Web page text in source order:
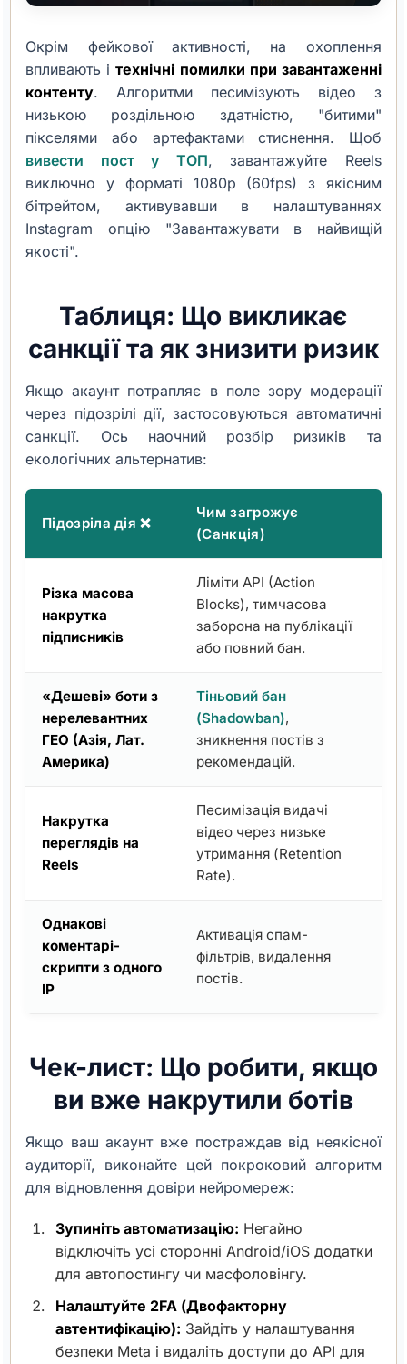
Окрім фейкової активності, на охоплення
впливають ітехнічні помилки при завантаженні
контенту. Алгоритми песимізують відео з
низькою роздільною здатністю, "битими"
пікселями або артефактами стиснення. Щоб
вивести пост у ТОП, завантажуйте Reels
виключно у форматі 1080p (60fps) з якісним
бітрейтом, активувавши в налаштуваннях
Instagram опцію "Завантажувати в найвищій
якості".
Таблиця: Що викликає
санкції та як знизити ризик
Якщо акаунт потрапляє в поле зору модерації
через підозрілі дії, застосовуються автоматичні
санкції. Ось наочний розбір ризиків та
екологічних альтернатив:
Підозріла дія ❌
Чим загрожує
(Санкція)
Різка масова
накрутка
підписників
Ліміти API (Action
Blocks), тимчасова
заборона на публікації
або повний бан.
«Дешеві» боти з
нерелевантних
ГЕО (Азія, Лат.
Америка)
Тіньовий бан
(Shadowban),
зникнення постів з
рекомендацій.
Накрутка
переглядів на
Reels
Песимізація видачі
відео через низьке
утримання (Retention
Rate).
Однакові
коментарі-
скрипти з одного
IP
Активація спам-
фільтрів, видалення
постів.
Чек-лист: Що робити, якщо
ви вже накрутили ботів
Якщо ваш акаунт вже постраждав від неякісної
аудиторії, виконайте цей покроковий алгоритм
для відновлення довіри нейромереж:
Зупиніть автоматизацію: Негайно
відключіть усі сторонні Android/iOS додатки
для автопостингу чи масфоловінгу.
Налаштуйте 2FA (Двофакторну
автентифікацію): Зайдіть у налаштування
безпеки Meta і видаліть доступи до API для